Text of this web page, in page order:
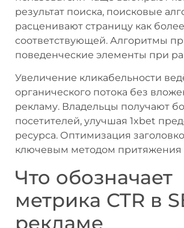
результат поиска, поисковые
расценивают страницу как более
соответствующей. Алгоритмы
поведенческие элементы при
Увеличение кликабельности
органического потока без
рекламу. Владельцы получают
посетителей, улучшая 1xbet
ресурса. Оптимизация
ключевым методом притяжения
Что обозначает
метрика CTR в
рекламе